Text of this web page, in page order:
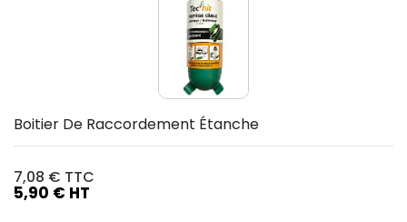
Boitier De Raccordement Étanche
7,08 € TTC
5,90 € HT